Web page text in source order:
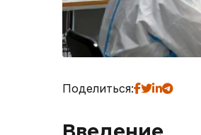
Поделиться: